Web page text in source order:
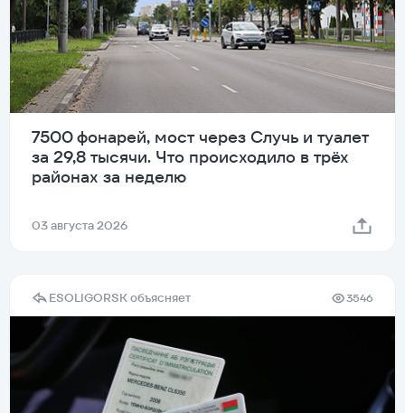
7500 фонарей, мост через Случь и туалет
за 29,8 тысячи. Что происходило в трёх
районах за неделю
03 августа 2026
ESOLIGORSK объясняет 3546